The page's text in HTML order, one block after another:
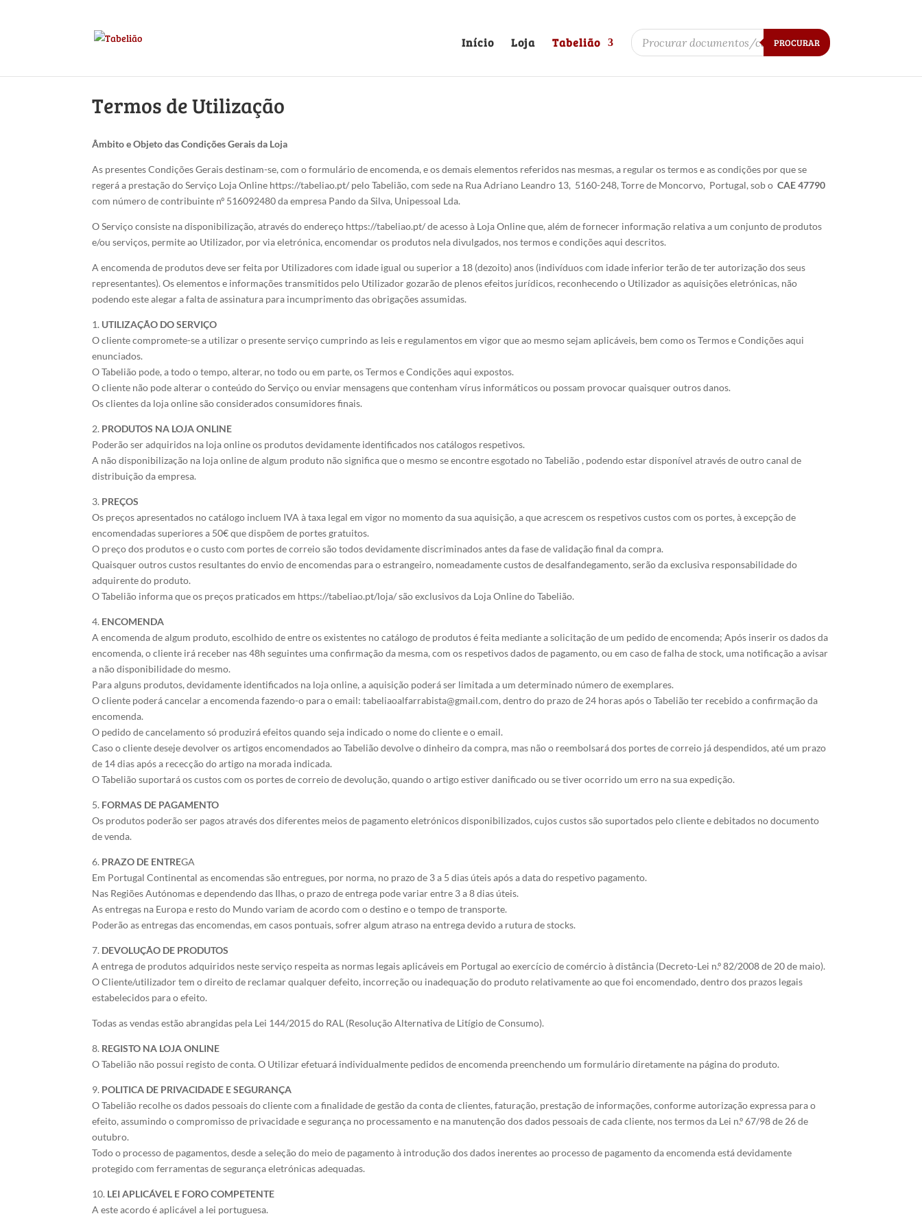
Início Loja Tabelião
Products
search PROCURAR
Termos de Utilização
Âmbito e Objeto das Condições Gerais da Loja
As presentes Condições Gerais destinam-se, com o formulário de encomenda, e os demais elementos referidos nas mesmas, a regular os termos e as condições por que se
regerá a prestação do Serviço Loja Online https://tabeliao.pt/ pelo Tabelião, com sede na Rua Adriano Leandro 13, 5160-248, Torre de Moncorvo, Portugal, sob oCAE 47790
com número de contribuinte nº 516092480 da empresa Pando da Silva, Unipessoal Lda.
O Serviço consiste na disponibilização, através do endereço https://tabeliao.pt/ de acesso à Loja Online que, além de fornecer informação relativa a um conjunto de produtos
e/ou serviços, permite ao Utilizador, por via eletrónica, encomendar os produtos nela divulgados, nos termos e condições aqui descritos.
A encomenda de produtos deve ser feita por Utilizadores com idade igual ou superior a 18 (dezoito) anos (indivíduos com idade inferior terão de ter autorização dos seus
representantes). Os elementos e informações transmitidos pelo Utilizador gozarão de plenos efeitos jurídicos, reconhecendo o Utilizador as aquisições eletrónicas, não
podendo este alegar a falta de assinatura para incumprimento das obrigações assumidas.
1. UTILIZAÇÃO DO SERVIÇO
O cliente compromete-se a utilizar o presente serviço cumprindo as leis e regulamentos em vigor que ao mesmo sejam aplicáveis, bem como os Termos e Condições aqui
enunciados.
O Tabelião pode, a todo o tempo, alterar, no todo ou em parte, os Termos e Condições aqui expostos.
O cliente não pode alterar o conteúdo do Serviço ou enviar mensagens que contenham vírus informáticos ou possam provocar quaisquer outros danos.
Os clientes da loja online são considerados consumidores finais.
2. PRODUTOS NA LOJA ONLINE
Poderão ser adquiridos na loja online os produtos devidamente identificados nos catálogos respetivos.
A não disponibilização na loja online de algum produto não significa que o mesmo se encontre esgotado no Tabelião , podendo estar disponível através de outro canal de
distribuição da empresa.
3. PREÇOS
Os preços apresentados no catálogo incluem IVA à taxa legal em vigor no momento da sua aquisição, a que acrescem os respetivos custos com os portes, à excepção de
encomendadas superiores a 50€ que dispõem de portes gratuitos.
O preço dos produtos e o custo com portes de correio são todos devidamente discriminados antes da fase de validação final da compra.
Quaisquer outros custos resultantes do envio de encomendas para o estrangeiro, nomeadamente custos de desalfandegamento, serão da exclusiva responsabilidade do
adquirente do produto.
O Tabelião informa que os preços praticados em https://tabeliao.pt/loja/ são exclusivos da Loja Online do Tabelião.
4. ENCOMENDA
A encomenda de algum produto, escolhido de entre os existentes no catálogo de produtos é feita mediante a solicitação de um pedido de encomenda; Após inserir os dados da
encomenda, o cliente irá receber nas 48h seguintes uma confirmação da mesma, com os respetivos dados de pagamento, ou em caso de falha de stock, uma notificação a avisar
a não disponibilidade do mesmo.
Para alguns produtos, devidamente identificados na loja online, a aquisição poderá ser limitada a um determinado número de exemplares.
O cliente poderá cancelar a encomenda fazendo-o para o email: tabeliaoalfarrabista@gmail.com, dentro do prazo de 24 horas após o Tabelião ter recebido a confirmação da
encomenda.
O pedido de cancelamento só produzirá efeitos quando seja indicado o nome do cliente e o email.
Caso o cliente deseje devolver os artigos encomendados ao Tabelião devolve o dinheiro da compra, mas não o reembolsará dos portes de correio já despendidos, até um prazo
de 14 dias após a rececção do artigo na morada indicada.
O Tabelião suportará os custos com os portes de correio de devolução, quando o artigo estiver danificado ou se tiver ocorrido um erro na sua expedição.
5. FORMAS DE PAGAMENTO
Os produtos poderão ser pagos através dos diferentes meios de pagamento eletrónicos disponibilizados, cujos custos são suportados pelo cliente e debitados no documento
de venda.
6. PRAZO DE ENTREGA
Em Portugal Continental as encomendas são entregues, por norma, no prazo de 3 a 5 dias úteis após a data do respetivo pagamento.
Nas Regiões Autónomas e dependendo das Ilhas, o prazo de entrega pode variar entre 3 a 8 dias úteis.
As entregas na Europa e resto do Mundo variam de acordo com o destino e o tempo de transporte.
Poderão as entregas das encomendas, em casos pontuais, sofrer algum atraso na entrega devido a rutura de stocks.
7. DEVOLUÇÃO DE PRODUTOS
A entrega de produtos adquiridos neste serviço respeita as normas legais aplicáveis em Portugal ao exercício de comércio à distância (Decreto-Lei n.º 82/2008 de 20 de maio).
O Cliente/utilizador tem o direito de reclamar qualquer defeito, incorreção ou inadequação do produto relativamente ao que foi encomendado, dentro dos prazos legais
estabelecidos para o efeito.
Todas as vendas estão abrangidas pela Lei 144/2015 do RAL (Resolução Alternativa de Litígio de Consumo).
8. REGISTO NA LOJA ONLINE
O Tabelião não possui registo de conta. O Utilizar efetuará individualmente pedidos de encomenda preenchendo um formulário diretamente na página do produto.
9. POLITICA DE PRIVACIDADE E SEGURANÇA
O Tabelião recolhe os dados pessoais do cliente com a finalidade de gestão da conta de clientes, faturação, prestação de informações, conforme autorização expressa para o
efeito, assumindo o compromisso de privacidade e segurança no processamento e na manutenção dos dados pessoais de cada cliente, nos termos da Lei n.º 67/98 de 26 de
outubro.
Todo o processo de pagamentos, desde a seleção do meio de pagamento à introdução dos dados inerentes ao processo de pagamento da encomenda está devidamente
protegido com ferramentas de segurança eletrónicas adequadas.
10. LEI APLICÁVEL E FORO COMPETENTE
A este acordo é aplicável a lei portuguesa.